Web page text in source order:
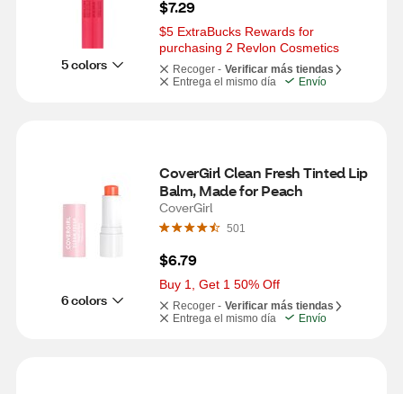
5 colors
$7.29
$5 ExtraBucks Rewards for
purchasing 2 Revlon Cosmetics
Recoger - Verificar más tiendas
Entrega el mismo día
Envío
6 colors
CoverGirl Clean Fresh Tinted Lip
Balm, Made for Peach
CoverGirl
501
$6.79
Buy 1, Get 1 50% Off
Recoger - Verificar más tiendas
Entrega el mismo día
Envío